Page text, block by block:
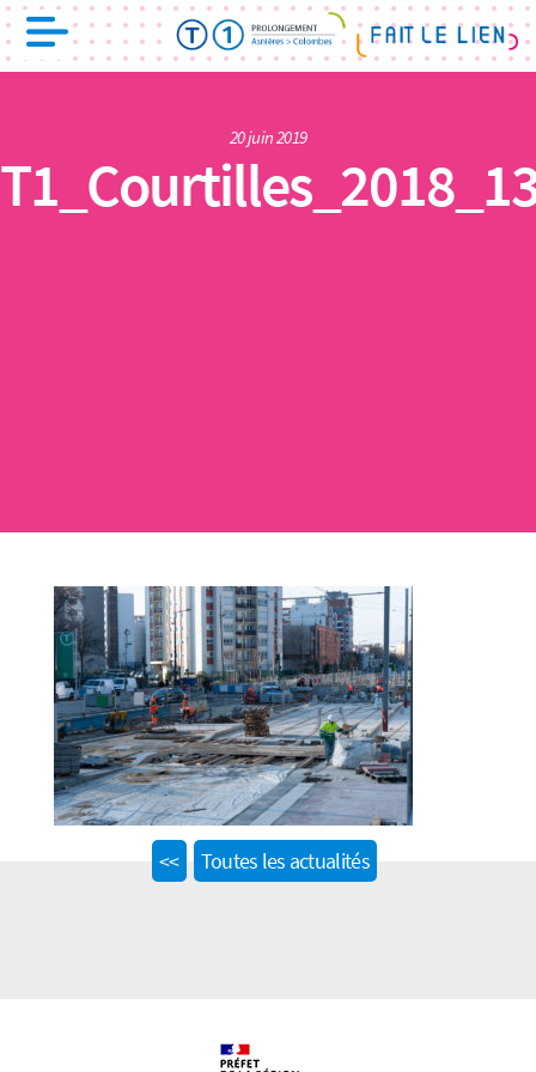
20 juin 2019
<<Previous
Toutes les actualités